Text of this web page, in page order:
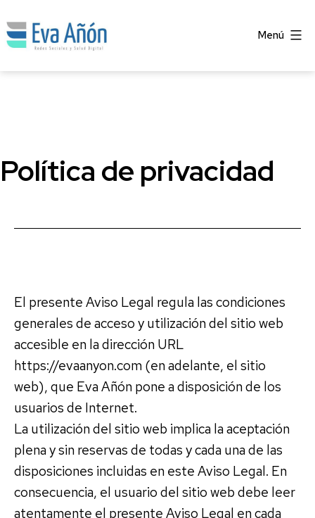
al
contenido
Menú
Política de privacidad
El presente Aviso Legal regula las condiciones
generales de acceso y utilización del sitio web
accesible en la dirección URL
https://evaanyon.com (en adelante, el sitio
web), que Eva Añón pone a disposición de los
usuarios de Internet.
La utilización del sitio web implica la aceptación
plena y sin reservas de todas y cada una de las
disposiciones incluidas en este Aviso Legal. En
consecuencia, el usuario del sitio web debe leer
atentamente el presente Aviso Legal en cada